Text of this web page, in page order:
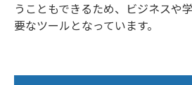
うこともできるため、ビジネスや
要なツールとなっています。